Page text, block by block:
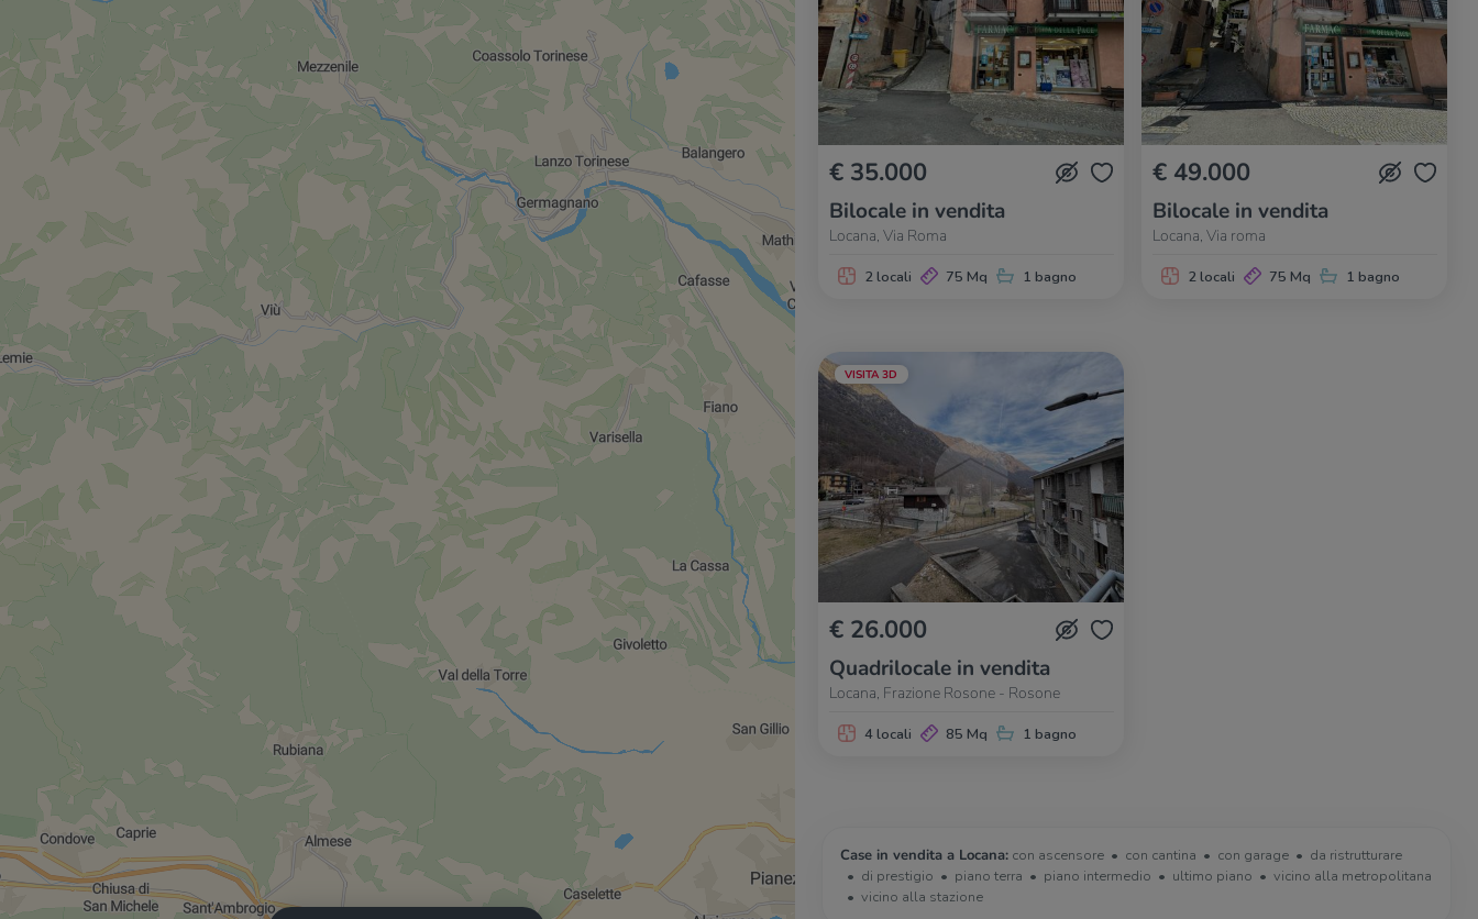
€ 35.000
Bilocale in vendita
Locana, Via Roma
2 locali 75 Mq 1 bagno
€ 49.000
Bilocale in vendita
Locana, Via roma
2 locali 75 Mq 1 bagno
VISITA 3D
€ 26.000
Quadrilocale in vendita
Locana, Frazione Rosone - Rosone
4 locali 85 Mq 1 bagno
Case in vendita a Locana: con ascensore con cantina con garage
da ristrutturare
di prestigio
piano terra piano intermedio ultimo piano
vicino alla metropolitana
vicino alla stazione